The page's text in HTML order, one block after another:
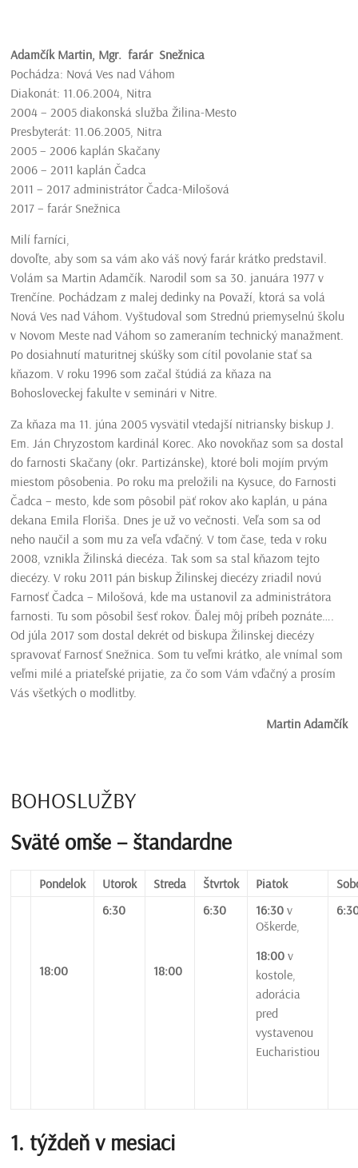
Adamčík Martin, Mgr. farár Snežnica
Pochádza: Nová Ves nad Váhom
Diakonát: 11.06.2004, Nitra
2004 – 2005 diakonská služba Žilina-Mesto
Presbyterát: 11.06.2005, Nitra
2005 – 2006 kaplán Skačany
2006 – 2011 kaplán Čadca
2011 – 2017 administrátor Čadca-Milošová
2017 – farár Snežnica
Milí farníci,
dovoľte, aby som sa vám ako váš nový farár krátko predstavil.
Volám sa Martin Adamčík. Narodil som sa 30. januára 1977 v
Trenčíne. Pochádzam z malej dedinky na Považí, ktorá sa volá
Nová Ves nad Váhom. Vyštudoval som Strednú priemyselnú školu
v Novom Meste nad Váhom so zameraním technický manažment.
Po dosiahnutí maturitnej skúšky som cítil povolanie stať sa
kňazom. V roku 1996 som začal štúdiá za kňaza na
Bohosloveckej fakulte v seminári v Nitre.
Za kňaza ma 11. júna 2005 vysvätil vtedajší nitriansky biskup J.
Em. Ján Chryzostom kardinál Korec. Ako novokňaz som sa dostal
do farnosti Skačany (okr. Partizánske), ktoré boli mojím prvým
miestom pôsobenia. Po roku ma preložili na Kysuce, do Farnosti
Čadca – mesto, kde som pôsobil päť rokov ako kaplán, u pána
dekana Emila Floriša. Dnes je už vo večnosti. Veľa som sa od
neho naučil a som mu za veľa vďačný. V tom čase, teda v roku
2008, vznikla Žilinská diecéza. Tak som sa stal kňazom tejto
diecézy. V roku 2011 pán biskup Žilinskej diecézy zriadil novú
Farnosť Čadca – Milošová, kde ma ustanovil za administrátora
farnosti. Tu som pôsobil šesť rokov. Ďalej môj príbeh poznáte….
Od júla 2017 som dostal dekrét od biskupa Žilinskej diecézy
spravovať Farnosť Snežnica. Som tu veľmi krátko, ale vnímal som
veľmi milé a priateľské prijatie, za čo som Vám vďačný a prosím
Vás všetkých o modlitby.
Martin Adamčík
BOHOSLUŽBY
Sväté omše – štandardne
Pondelok Utorok Streda Štvrtok Piatok
18:00
6:30
18:00
6:30 16:30v
Oškerde,
18:00v
kostole,
adorácia
pred
vystavenou
Eucharistiou
1. týždeň v mesiaci